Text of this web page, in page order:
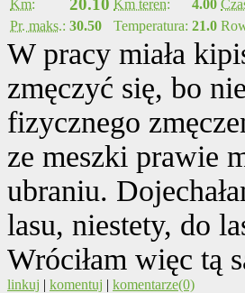
Km: Km teren: 4.00
Pr. maks.: 30.50 Temperatura: 21.0
W pracy miała
zmęczyć się, bo
fizycznego
ze meszki prawie
ubraniu.
lasu, niestety, do
Wróciłam więc tą
linkuj | komentuj | komentarze(0)